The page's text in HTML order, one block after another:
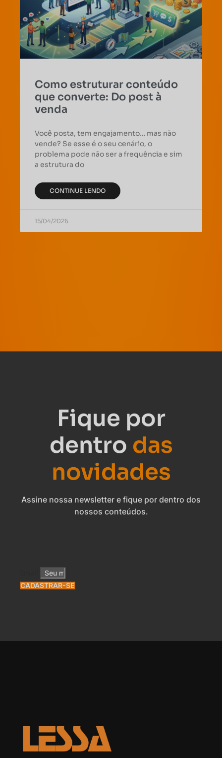
Como estruturar conteúdo
que converte: Do post à
venda
Você posta, tem engajamento… mas não
vende? Se esse é o seu cenário, o
problema pode não ser a frequência e sim
a estrutura do
CONTINUE LENDO
15/04/2026
Fique por
dentro das
novidades
Assine nossa newsletter e fique por dentro dos
nossos conteúdos.
CADASTRAR-SE